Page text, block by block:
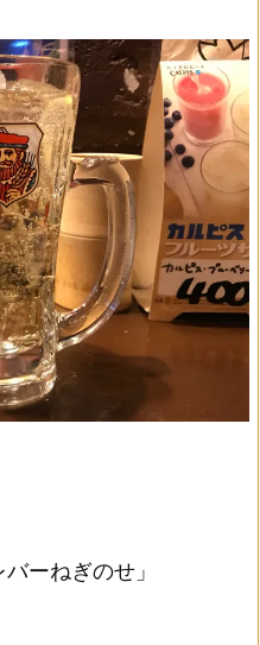
ーねぎのせ」